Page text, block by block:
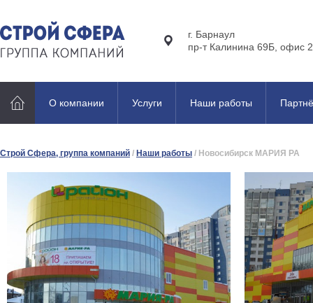
г. Барнаул
пр-т Калинина 69Б, офис 2
О компании Услуги Наши работы
Строй Сфера, группа компаний / Наши работы / Новосибирск МАРИЯ РА